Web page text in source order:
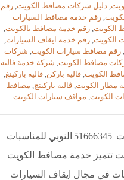
دليل شركات مصافط الكويت ,رقم
,رقم خدمة مصافط السيارات
الكويت, رقم خدمة مصافط بالكويت,
الكويت, رقم خدمه ايقاف السيارات,
رقم مصافط سيارات الكويت, شركات
مصافط الكويت شركة خدمة فاليه
الكويت ,فاليه باركن ,فاليه باركينغ
مطار الكويت ,ڤاليه باركينج مصافط
الكويت, مواقف سيارات الكويت
خدمة مصافط الكويت |51666345|النوبي للمناسبات
تتميز خدمة مصافط الكويت
في مجال ايقاف السيارات